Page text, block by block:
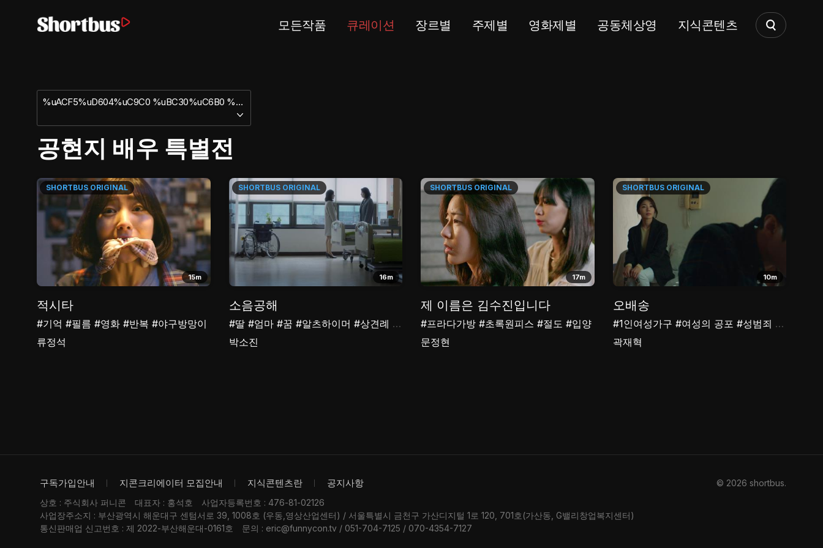
모든작품 큐레이션 장르별 주제별 영화제별 공동체상영 지식콘텐츠
%uACF5%uD604%uC9C0 %uBC30%uC6B0 %uD2B9%uBCC4%uC804
공현지 배우 특별전
15m
SHORTBUS ORIGINAL
적시타
#기억 #필름 #영화 #반복 #야구방망이
류정석
16m
SHORTBUS ORIGINAL
소음공해
#딸 #엄마 #꿈 #알츠하이머 #상견례 #가족
박소진
17m
SHORTBUS ORIGINAL
제 이름은 김수진입니다
#프라다가방 #초록원피스 #절도 #입양
문정현
10m
SHORTBUS ORIGINAL
오배송
#1인여성가구 #여성의 공포 #성범죄 #택배
곽재혁
구독가입안내 지콘크리에이터 모집안내 지식콘텐츠란 공지사항
상호 : 주식회사 퍼니콘 대표자 : 홍석호
사업자등록번호 : 476-81-02126
사업장주소지 : 부산광역시 해운대구 센텀서로 39, 1008호 (우동,영상산업센터) / 서울특별시 금천구 가산디지털 1로 120, 701호(가산동, G밸리창업복지센터)
통신판매업 신고번호 : 제 2022-부산해운대-0161호
문의 : eric@funnycon.tv / 051-704-7125 / 070-4354-7127
© 2026 shortbus.